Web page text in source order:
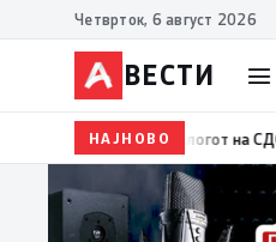
Четврток, 6 август 2026
ВЕСТИ
НАЈНОВО19:39ВМРО-